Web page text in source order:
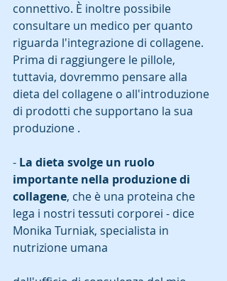
connettivo. È inoltre possibile
consultare un medico per quanto
riguarda l'integrazione di collagene.
Prima di raggiungere le pillole,
tuttavia, dovremmo pensare alla
dieta del collagene o all'introduzione
di prodotti che supportano la sua
produzione .
- La dieta svolge un ruolo
importante nella produzione di
collagene, che è una proteina che
lega i nostri tessuti corporei - dice
Monika Turniak, specialista in
nutrizione umana